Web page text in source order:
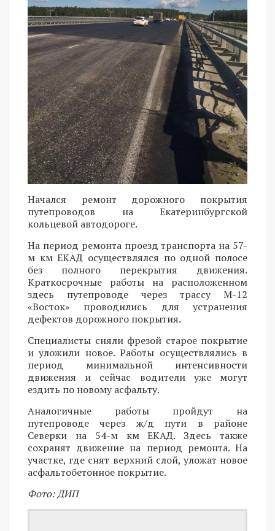
Начался ремонт дорожного покрытия
путепроводов на Екатеринбургской
кольцевой автодороге.
На период ремонта проезд транспорта на 57-
м км ЕКАД осуществлялся по одной полосе
без полного перекрытия движения.
Краткосрочные работы на расположенном
здесь путепроводе через трассу М-12
«Восток» проводились для устранения
дефектов дорожного покрытия.
Специалисты сняли фрезой старое покрытие
и уложили новое. Работы осуществлялись в
период минимальной интенсивности
движения и сейчас водители уже могут
ездить по новому асфальту.
Аналогичные работы пройдут на
путепроводе через ж/д пути в районе
Северки на 54-м км ЕКАД. Здесь также
сохранят движение на период ремонта. На
участке, где снят верхний слой, уложат новое
асфальтобетонное покрытие.
Фото: ДИП